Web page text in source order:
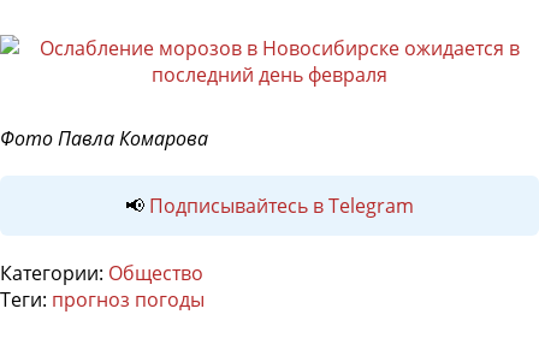
Фото Павла Комарова
📢 Подписывайтесь в Telegram
Категории: Общество
Теги: прогноз погоды